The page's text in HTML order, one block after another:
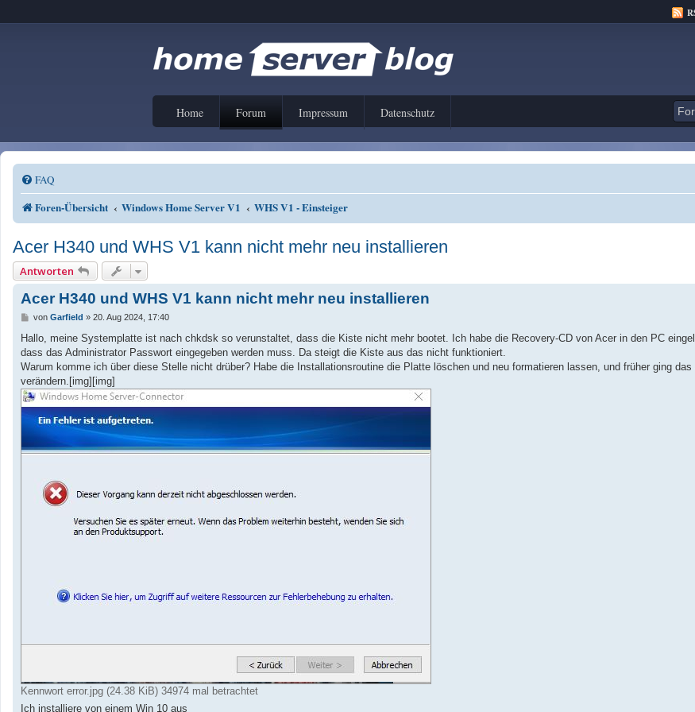
Home Forum Impressum Datenschutz
FAQ
Foren-Übersicht Windows Home Server V1 WHS V1 - Einsteiger
Acer H340 und WHS V1 kann nicht mehr neu installieren
Antworten
Acer H340 und WHS V1 kann nicht mehr neu installieren
B
i
r
a
von Garfield » 20. Aug 2024, 17:40
Hallo, meine Systemplatte ist nach chkdsk so verunstaltet, dass die Kiste nicht mehr bootet. Ich habe die Recovery-CD von Acer in den PC
dass das Administrator Passwort eingegeben werden muss. Da steigt die Kiste aus das nicht funktioniert.
Warum komme ich über diese Stelle nicht drüber? Habe die Installationsroutine die Platte löschen und neu formatieren lassen, und früher ging
verändern.[img][img]
Kennwort error.jpg (24.38 KiB) 34974 mal betrachtet
Ich installiere von einem Win 10 aus